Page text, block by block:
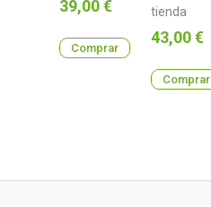
39,00 €
Comprar
tienda
Precio
43,00 €
Comprar